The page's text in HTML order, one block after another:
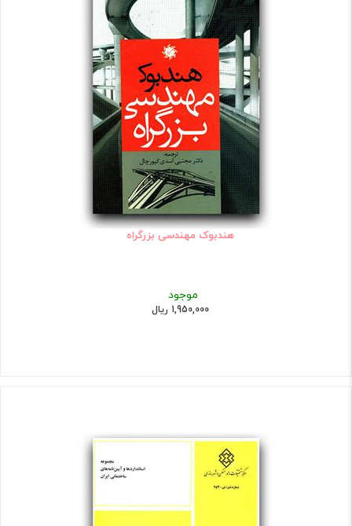
هندبوک مهندسی بزرگراه
موجود
1,950,000 ریال